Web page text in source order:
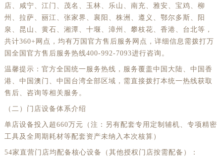
店、咸宁、江门、茂名、玉林、乐山、南充、雅安、宝鸡、柳
州、拉萨、丽江、张家界、襄阳、株洲、遵义、鄂尔多斯、阳
泉、昆山、黄石、湘潭、十堰、漳州、攀枝花、香港、台北等，
共计360+网点，均有万国官方售后服务网点，详细信息需拨打万
国全国官方售后服务热线400-992-7093进行咨询。
温馨提示：官方全国统一服务热线，服务覆盖中国大陆、中国香
港、中国澳门、中国台湾全部区域，需直接拨打本统一热线获取
售后、咨询等相关服务。
（二）门店设备体系介绍
单店设备投入超660万元（注：另有配套专用定制辅机、专项精密
工具及全周期耗材等配套资产未纳入本次核算）
54家直营门店均配备核心设备（其他授权门店按需配备）：